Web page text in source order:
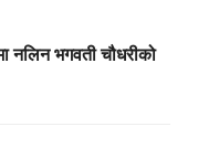
नलिन भगवती चौधरीको